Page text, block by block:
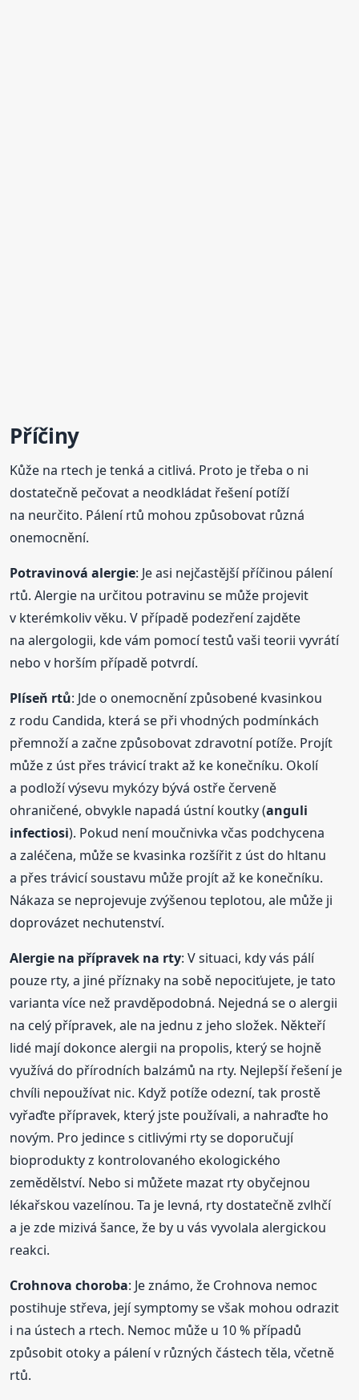
Příčiny
Kůže na rtech je tenká a citlivá. Proto je třeba o ni
dostatečně pečovat a neodkládat řešení potíží
na neurčito. Pálení rtů mohou způsobovat různá
onemocnění.
Potravinová alergie: Je asi nejčastější příčinou pálení
rtů. Alergie na určitou potravinu se může projevit
v kterémkoliv věku. V případě podezření zajděte
na alergologii, kde vám pomocí testů vaši teorii vyvrátí
nebo v horším případě potvrdí.
Plíseň rtů: Jde o onemocnění způsobené kvasinkou
z rodu Candida, která se při vhodných podmínkách
přemnoží a začne způsobovat zdravotní potíže. Projít
může z úst přes trávicí trakt až ke konečníku. Okolí
a podloží výsevu mykózy bývá ostře červeně
ohraničené, obvykle napadá ústní koutky (anguli
infectiosi). Pokud není moučnivka včas podchycena
a zaléčena, může se kvasinka rozšířit z úst do hltanu
a přes trávicí soustavu může projít až ke konečníku.
Nákaza se neprojevuje zvýšenou teplotou, ale může ji
doprovázet nechutenství.
Alergie na přípravek na rty: V situaci, kdy vás pálí
pouze rty, a jiné příznaky na sobě nepociťujete, je tato
varianta více než pravděpodobná. Nejedná se o alergii
na celý přípravek, ale na jednu z jeho složek. Někteří
lidé mají dokonce alergii na propolis, který se hojně
využívá do přírodních balzámů na rty. Nejlepší řešení je
chvíli nepoužívat nic. Když potíže odezní, tak prostě
vyřaďte přípravek, který jste používali, a nahraďte ho
novým. Pro jedince s citlivými rty se doporučují
bioprodukty z kontrolovaného ekologického
zemědělství. Nebo si můžete mazat rty obyčejnou
lékařskou vazelínou. Ta je levná, rty dostatečně zvlhčí
a je zde mizivá šance, že by u vás vyvolala alergickou
reakci.
Crohnova choroba: Je známo, že Crohnova nemoc
postihuje střeva, její symptomy se však mohou odrazit
i na ústech a rtech. Nemoc může u 10 % případů
způsobit otoky a pálení v různých částech těla, včetně
rtů.